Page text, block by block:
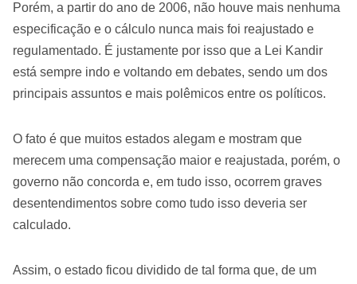
Porém, a partir do ano de 2006, não houve mais nenhuma
especificação e o cálculo nunca mais foi reajustado e
regulamentado. É justamente por isso que a Lei Kandir
está sempre indo e voltando em debates, sendo um dos
principais assuntos e mais polêmicos entre os políticos.
O fato é que muitos estados alegam e mostram que
merecem uma compensação maior e reajustada, porém, o
governo não concorda e, em tudo isso, ocorrem graves
desentendimentos sobre como tudo isso deveria ser
calculado.
Assim, o estado ficou dividido de tal forma que, de um